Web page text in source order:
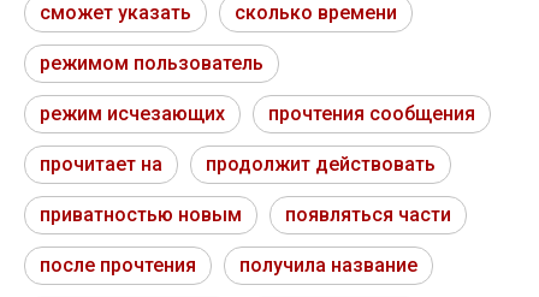
сможет указать сколько времени
режимом пользователь
режим исчезающих прочтения сообщения
прочитает на продолжит действовать
приватностью новым появляться части
после прочтения получила название